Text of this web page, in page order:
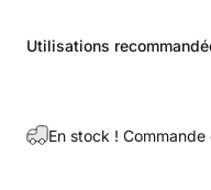
Utilisations
En stock !